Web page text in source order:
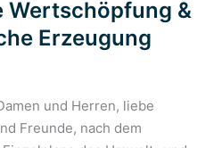
Wertschöpfung &
Erzeugung
und Herren, liebe
Freunde, nach dem